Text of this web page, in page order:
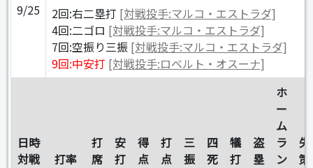
9/25
2回:右二塁打 [対戦投手:マルコ・エストラダ]
4回:二ゴロ [対戦投手:マルコ・エストラダ]
7回:空振り三振 [対戦投手:マルコ・エストラダ]
9回:中安打 [対戦投手:ロベルト・オスーナ]
日時
対戦
打率
打
席
安
打
得
点
打
点
三
振
四
死
犠
打
盗
塁
ホ
ー
ム
ラ
ン
失
策